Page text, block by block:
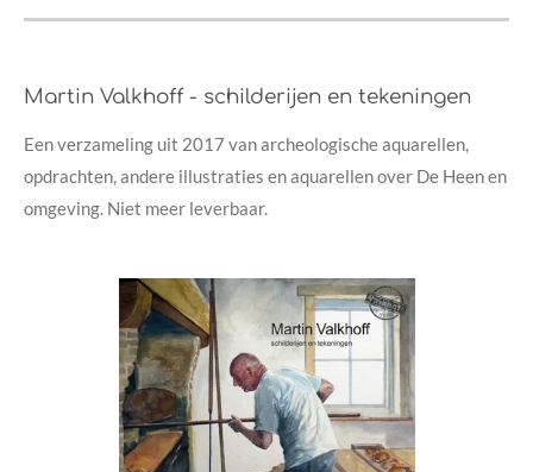
Martin Valkhoff - schilderijen en tekeningen
Een verzameling uit 2017 van archeologische aquarellen,
opdrachten, andere illustraties en aquarellen over De Heen en
omgeving. Niet meer leverbaar.